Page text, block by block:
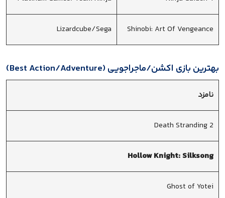
Shinobi: Art Of Vengeance
Lizardcube/Sega
بهترین بازی اکشن/ماجراجویی (Best Action/Adventure)
نامزد
Death Stranding 2
Hollow Knight: Silksong
Ghost of Yotei